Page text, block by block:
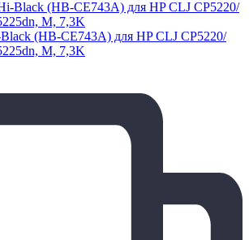
(HB-CE743A) для HP CLJ CP5220/
M, 7,3K